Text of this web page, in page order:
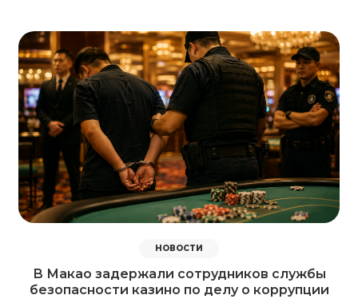
НОВОСТИ
В Макао задержали сотрудников службы
безопасности казино по делу о коррупции